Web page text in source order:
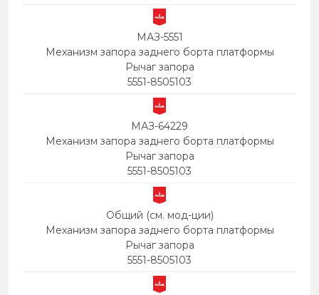
МАЗ-5551
Механизм запора заднего борта платформы
Рычаг запора
5551-8505103
МАЗ-64229
Механизм запора заднего борта платформы
Рычаг запора
5551-8505103
Общий (см. мод-ции)
Механизм запора заднего борта платформы
Рычаг запора
5551-8505103